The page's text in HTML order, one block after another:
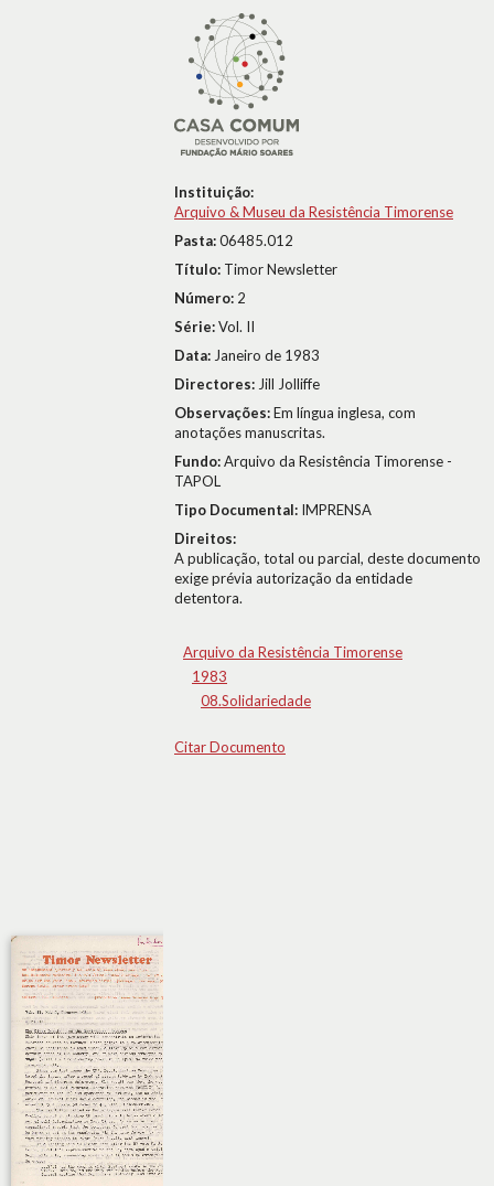
Instituição:
Arquivo & Museu da Resistência Timorense
Pasta:06485.012
Título: Timor Newsletter
Número: 2
Série:Vol. II
Data: Janeiro de 1983
Directores: Jill Jolliffe
Observações:Em língua inglesa, com
anotações manuscritas.
Fundo:Arquivo da Resistência Timorense -
TAPOL
Tipo Documental: IMPRENSA
Direitos:
A publicação, total ou parcial, deste documento
exige prévia autorização da entidade
detentora.
Arquivo da Resistência Timorense
1983
08.Solidariedade
Citar Documento